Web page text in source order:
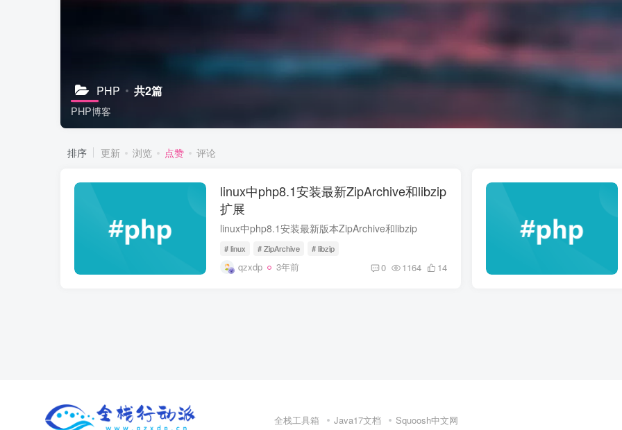
PHP 共2篇
PHP博客
排序 更新 浏览 点赞 评论
linux中php8.1安装最新ZipArchive和libzip
扩展
linux中php8.1安装最新版本ZipArchive和libzip
# linux # ZipArchive # libzip
qzxdp 3年前 0 1164 14
全栈工具箱 Java17文档 Squoosh中文网